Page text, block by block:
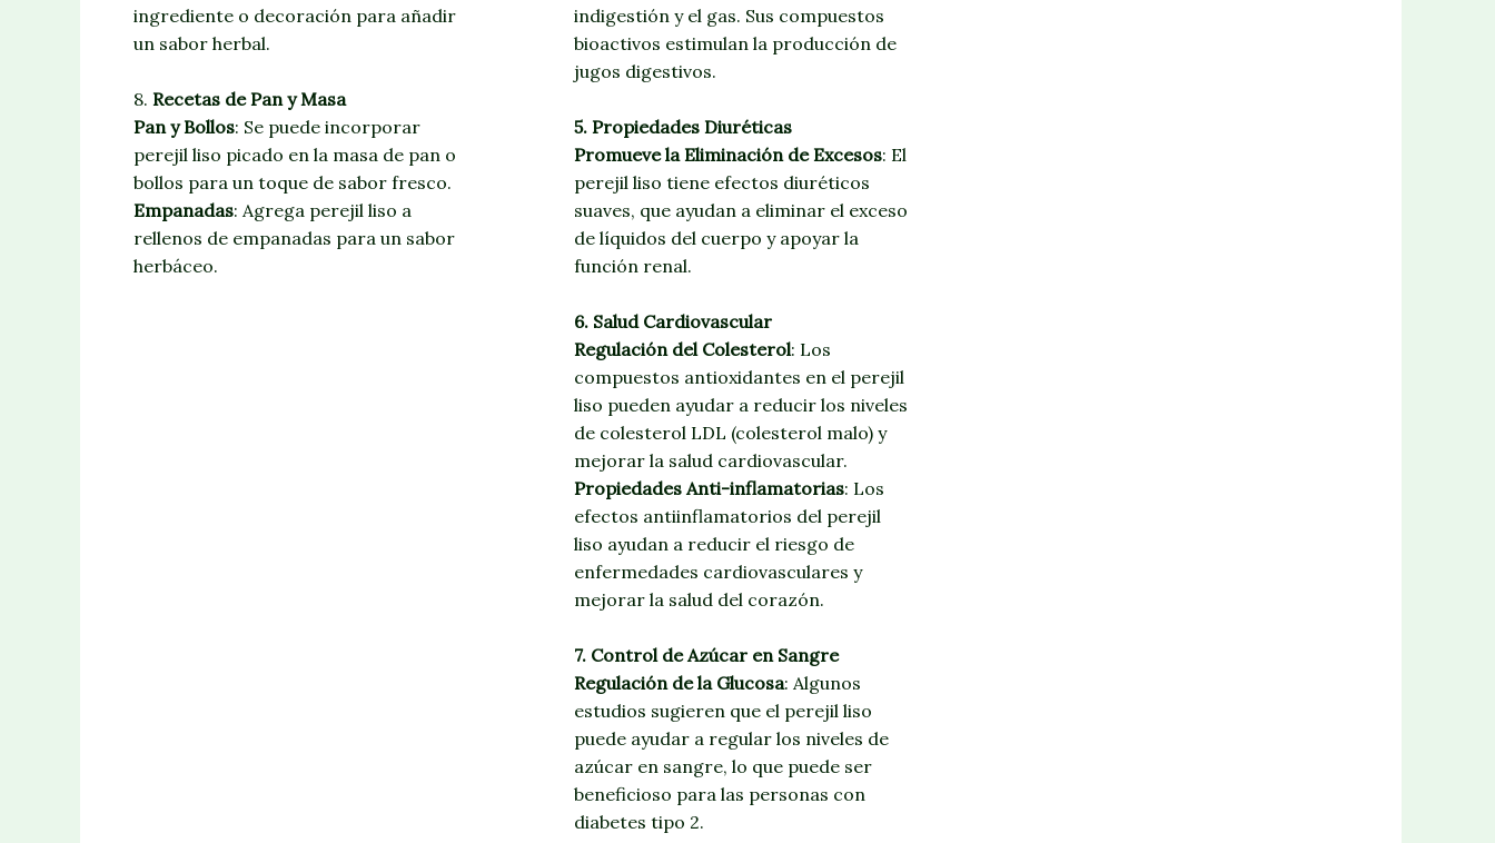
ingrediente o decoración para añadir
un sabor herbal.
8. Recetas de Pan y Masa
Pan y Bollos: Se puede incorporar
perejil liso picado en la masa de pan o
bollos para un toque de sabor fresco.
Empanadas: Agrega perejil liso a
rellenos de empanadas para un sabor
herbáceo.
indigestión y el gas. Sus compuestos
bioactivos estimulan la producción de
jugos digestivos.
5. Propiedades Diuréticas
Promueve la Eliminación de Excesos: El
perejil liso tiene efectos diuréticos
suaves, que ayudan a eliminar el exceso
de líquidos del cuerpo y apoyar la
función renal.
6. Salud Cardiovascular
Regulación del Colesterol: Los
compuestos antioxidantes en el perejil
liso pueden ayudar a reducir los niveles
de colesterol LDL (colesterol malo) y
mejorar la salud cardiovascular.
Propiedades Anti-inflamatorias: Los
efectos antiinflamatorios del perejil
liso ayudan a reducir el riesgo de
enfermedades cardiovasculares y
mejorar la salud del corazón.
7. Control de Azúcar en Sangre
Regulación de la Glucosa: Algunos
estudios sugieren que el perejil liso
puede ayudar a regular los niveles de
azúcar en sangre, lo que puede ser
beneficioso para las personas con
diabetes tipo 2.